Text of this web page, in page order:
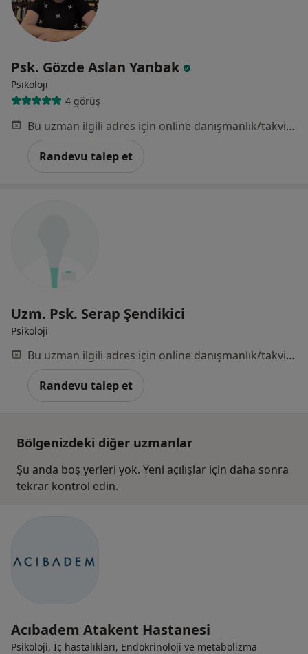
Psk. Gözde Aslan Yanbak
Psikoloji
4 görüş
Bu uzman ilgili adres için online danışmanlık/takvim sunmuyor.
Randevu talep et
Uzm. Psk. Serap Şendikici
Psikoloji
Bu uzman ilgili adres için online danışmanlık/takvim sunmuyor.
Randevu talep et
Bölgenizdeki diğer uzmanlar
Şu anda boş yerleri yok. Yeni açılışlar için daha sonra
tekrar kontrol edin.
Acıbadem Atakent Hastanesi
Psikoloji, İç hastalıkları, Endokrinoloji ve metabolizma